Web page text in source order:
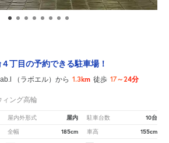
丁目の予約できる駐車場！
（ラボエル）から 1.3km 徒歩 17～24分
ング高輪
屋内外形式 屋内 駐車台数 10台
全幅 185cm 車高 155cm